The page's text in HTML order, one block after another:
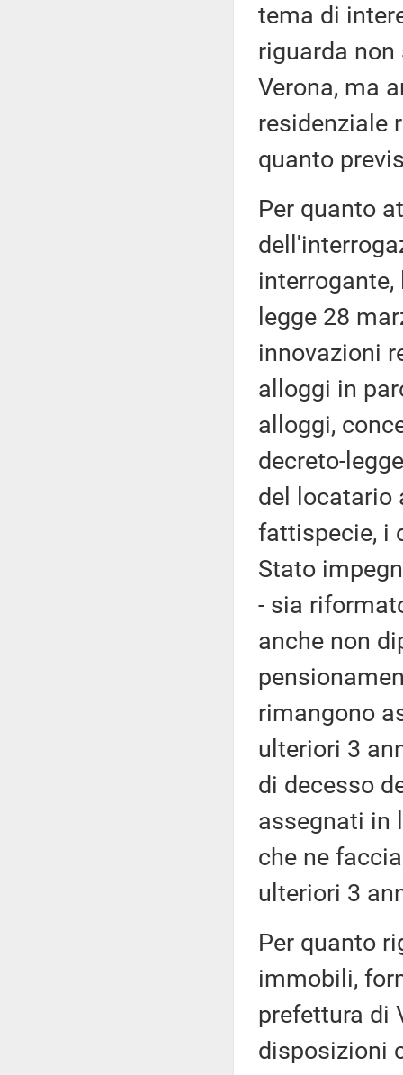
tema di
riguarda non
Verona, ma
residenziale
quanto
Per quanto
legge 28
innovazioni
alloggi in
alloggi,
decreto-
del locatario
fattispecie, i
Stato
- sia
anche non
rimangono
ulteriori 3
di decesso
assegnati in
che ne
ulteriori 3
Per quanto
immobili,
prefettura di
disposizioni